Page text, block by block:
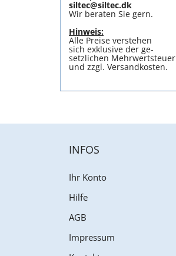
siltec@siltec.dk
Wir beraten Sie gern.
Hinweis:
Alle Preise verstehen
sich exklusive der ge-
setzlichen Mehrwertsteuer
und zzgl. Versandkosten.
INFOS
Ihr Konto
Hilfe
AGB
Impressum